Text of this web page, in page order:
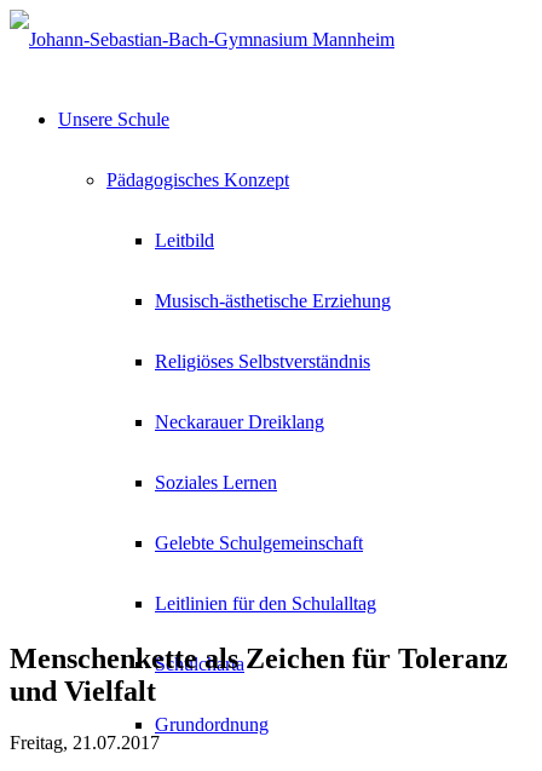
Unsere Schule
Pädagogisches Konzept
Leitbild
Musisch-ästhetische Erziehung
Religiöses Selbstverständnis
Neckarauer Dreiklang
Soziales Lernen
Gelebte Schulgemeinschaft
Leitlinien für den Schulalltag
Schulcharta
Grundordnung
Menschenkette als Zeichen für Toleranz
und Vielfalt
Freitag, 21.07.2017